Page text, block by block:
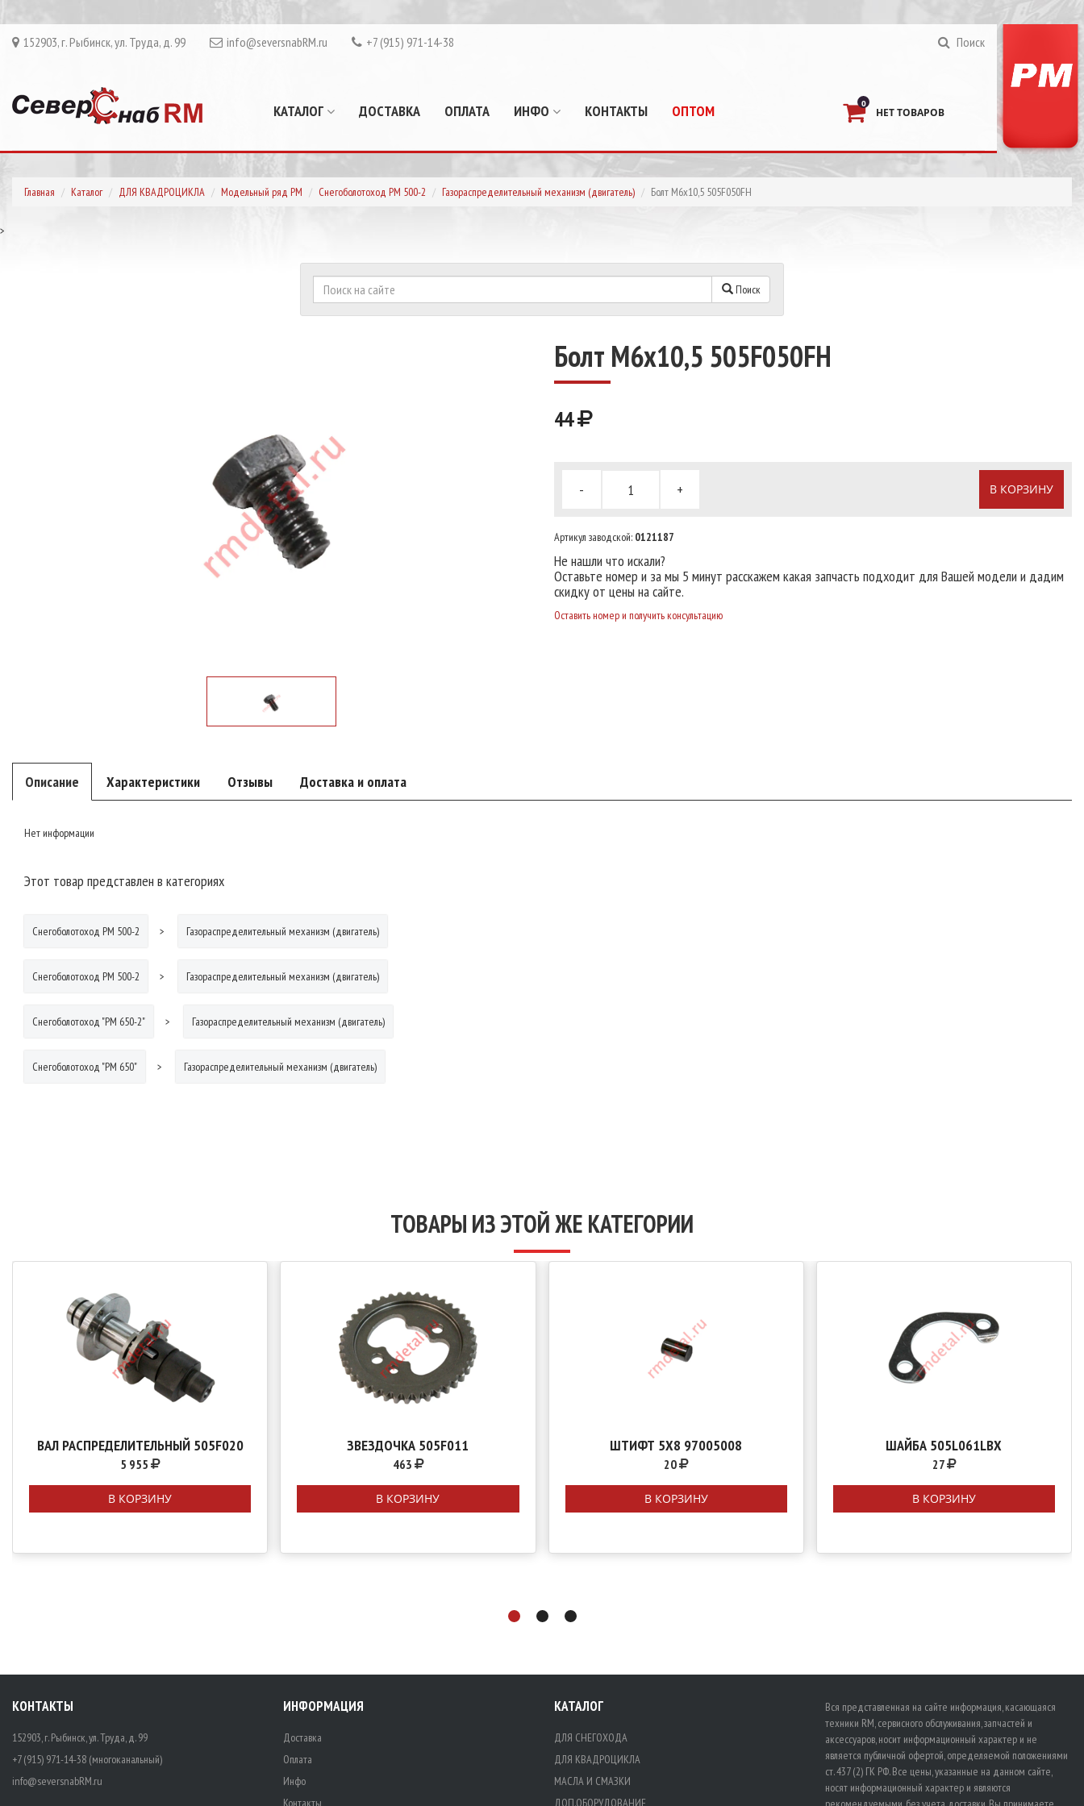
152903, г. Рыбинск, ул. Труда, д. 99 info@seversnabRM.ru +7 (915) 971-14-38 Поиск
КАТАЛОГ ДОСТАВКА ОПЛАТА ИНФО КОНТАКТЫ ОПТОМ 0
НЕТ ТОВАРОВ
Главная Каталог ДЛЯ КВАДРОЦИКЛА Модельный ряд РМ Снегоболотоход РМ 500-2 Газораспределительный механизм (двигатель) Болт М6х10,5 505F050FH
>
Поиск
Болт М6х10,5 505F050FH
44
- + В КОРЗИНУ
Артикул заводской: 0121187
Не нашли что искали?
Оставьте номер и за мы 5 минут расскажем какая запчасть подходит для Вашей модели и дадим
скидку от цены на сайте.
Оставить номер и получить консультацию
Описание Характеристики Отзывы Доставка и оплата
Нет информации
Этот товар представлен в категориях
Снегоболотоход РМ 500-2 Газораспределительный механизм (двигатель)
Снегоболотоход РМ 500-2 Газораспределительный механизм (двигатель)
Снегоболотоход "РМ 650-2" Газораспределительный механизм (двигатель)
Снегоболотоход "РМ 650" Газораспределительный механизм (двигатель)
ТОВАРЫ ИЗ ЭТОЙ ЖЕ КАТЕГОРИИ
ВАЛ РАСПРЕДЕЛИТЕЛЬНЫЙ 505F020
5 955
В КОРЗИНУ
ЗВЕЗДОЧКА 505F011
463
В КОРЗИНУ
ШТИФТ 5Х8 97005008
20
В КОРЗИНУ
ШАЙБА 505L061LBX
27
В КОРЗИНУ
КОНТАКТЫ
152903, г. Рыбинск, ул. Труда, д. 99
+7 (915) 971-14-38 (многоканальный)
info@seversnabRM.ru
ИНФОРМАЦИЯ
Доставка
Оплата
Инфо
Контакты
КАТАЛОГ
ДЛЯ СНЕГОХОДА
ДЛЯ КВАДРОЦИКЛА
МАСЛА И СМАЗКИ
ДОП.ОБОРУДОВАНИЕ
Вся представленная на сайте информация, касающаяся
техники RM, сервисного обслуживания, запчастей и
аксессуаров, носит информационный характер и не
является публичной офертой, определяемой положениями
ст. 437 (2) ГК РФ. Все цены, указанные на данном сайте,
носят информационный характер и являются